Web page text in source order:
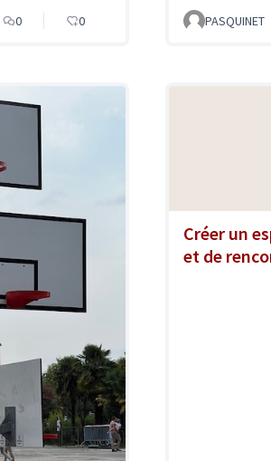
0 0 PASQUINET
Créer un
et de